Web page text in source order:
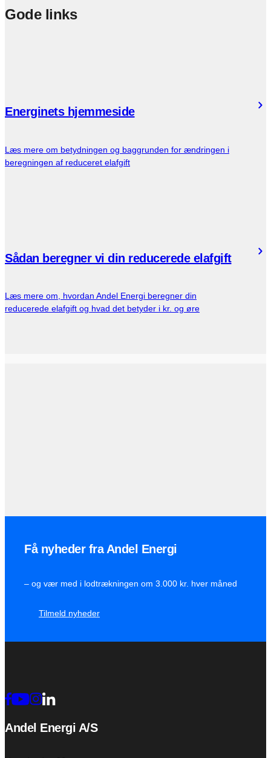
Gode links
Energinets hjemmeside
Læs mere om betydningen og baggrunden for ændringen i
beregningen af reduceret elafgift
Sådan beregner vi din reducerede elafgift
Læs mere om, hvordan Andel Energi beregner din
reducerede elafgift og hvad det betyder i kr. og øre
Få nyheder fra Andel Energi
– og vær med i lodtrækningen om 3.000 kr. hver måned
Tilmeld nyheder
Andel Energi A/S